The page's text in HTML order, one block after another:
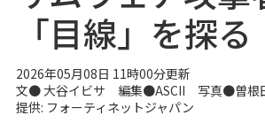
「目線」を探る
2026年05月08日 11時00分更新
文● 大谷イビサ 編集●ASCII 写真●曽根
提供: フォーティネットジャパン